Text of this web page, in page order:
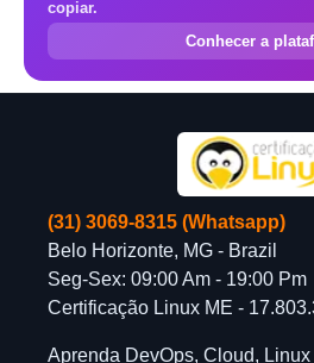
copiar.
Conhecer a
(31) 3069-8315 (Whatsapp)
Belo Horizonte, MG - Brazil
Seg-Sex: 09:00 Am - 19:00 Pm
Certificação Linux ME -
Aprenda DevOps, Cloud,